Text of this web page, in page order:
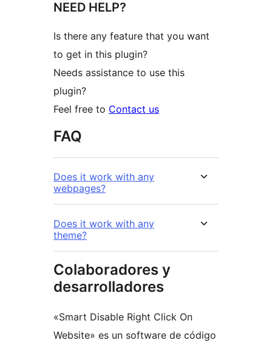
NEED HELP?
Is there any feature that you want
to get in this plugin?
Needs assistance to use this
plugin?
Feel free to Contact us
FAQ
Does it work with any
webpages?
Does it work with any
theme?
Colaboradores y
desarrolladores
«Smart Disable Right Click On
Website» es un software de código